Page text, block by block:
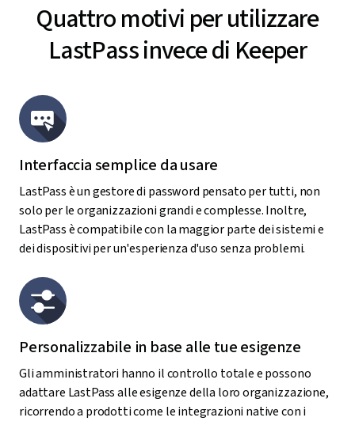
Quattro motivi per utilizzare
LastPass invece di Keeper
Interfaccia semplice da usare
LastPass è un gestore di password pensato per tutti, non
solo per le organizzazioni grandi e complesse. Inoltre,
LastPass è compatibile con la maggior parte dei sistemi e
dei dispositivi per un'esperienza d'uso senza problemi.
Personalizzabile in base alle tue esigenze
Gli amministratori hanno il controllo totale e possono
adattare LastPass alle esigenze della loro organizzazione,
ricorrendo a prodotti come le integrazioni native con i